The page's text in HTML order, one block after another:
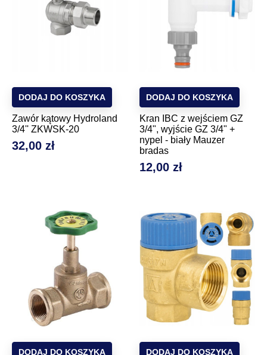
Zawór kątowy Hydroland
3/4'' ZKWSK-20
Cena
32,00 zł
DODAJ DO KOSZYKA
Kran IBC z wejściem GZ
3/4", wyjście GZ 3/4" +
nypel - biały Mauzer
bradas
Cena
12,00 zł
DODAJ DO KOSZYKA
DODAJ DO KOSZYKA DODAJ DO KOSZYKA